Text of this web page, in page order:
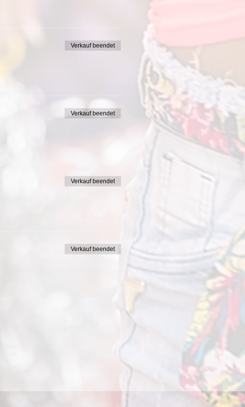
Verkauf beendet
Verkauf beendet
Verkauf beendet
Verkauf beendet